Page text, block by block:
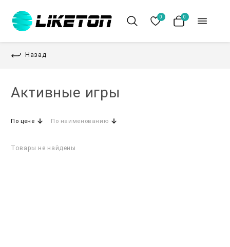
0 0
Назад
Активные игры
По цене По наименованию
Товары не найдены